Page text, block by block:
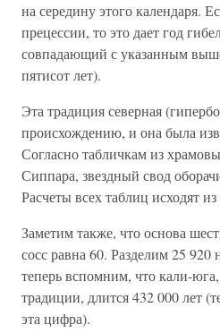
на середину этого календаря.
прецессии, то это дает год
совпадающий с указанным
пятисот лет).
Эта традиция северная
происхождению, и она была
Согласно табличкам из
Сиппара, звездный свод
Расчеты всех таблиц исходят
Заметим также, что основа
сосс равна 60. Разделим 25
теперь вспомним, что кали-
традиции, длится 432 000 лет
эта цифра).